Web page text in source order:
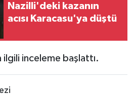
Nazilli'deki kazanın
acısı Karacasu'ya düştü
ilgili inceleme başlattı.